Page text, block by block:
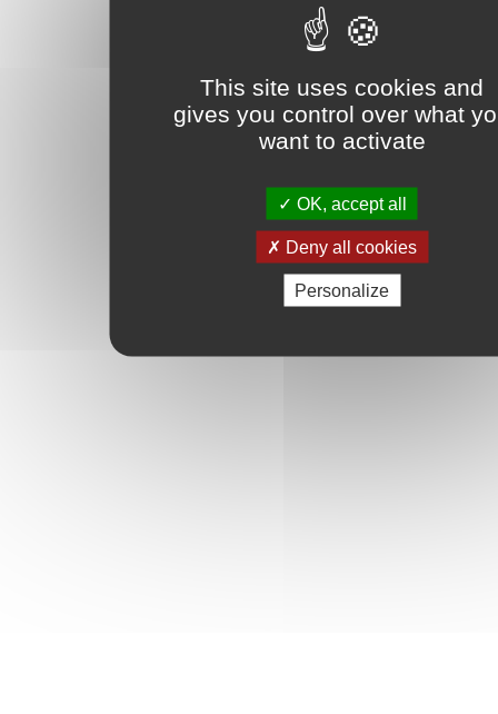
This site uses cookies and
gives you control over what
want to activate
OK, accept all
Deny all cookies
Personalize